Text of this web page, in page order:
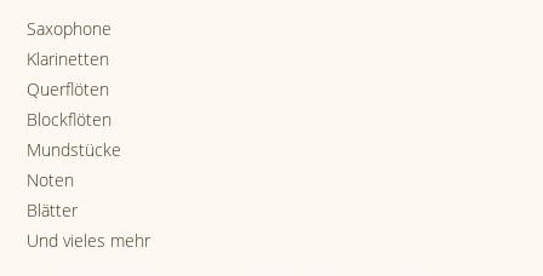
Saxophone
Klarinetten
Querflöten
Blockflöten
Mundstücke
Noten
Blätter
Und vieles mehr